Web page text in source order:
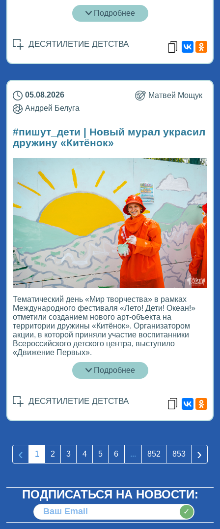
Подробнее
ДЕСЯТИЛЕТИЕ ДЕТСТВА
05.08.2026
Матвей Мощук
Андрей Белуга
#пишут_дети | Новый мурал украсил
дружину «Китёнок»
Тематический день «Мир творчества» в рамках
Международного фестиваля «Лето! Дети! Океан!»
отметили созданием нового арт-объекта на
территории дружины «Китёнок». Организатором
акции, в которой приняли участие воспитанники
Всероссийского детского центра, выступило
«Движение Первых».
Подробнее
ДЕСЯТИЛЕТИЕ ДЕТСТВА
‹ 1 2 3 4 5 6 ... 852 853 ›
ПОДПИСАТЬСЯ НА НОВОСТИ:
✓